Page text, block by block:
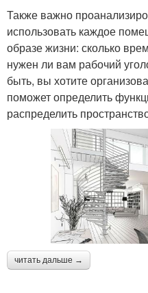
Также важно
использовать каждое
образе жизни: сколько
нужен ли вам рабочий
быть, вы хотите
поможет определить
распределить
читать дальше →